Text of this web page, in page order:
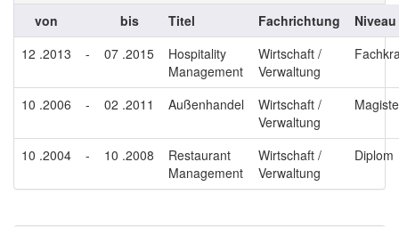
von bis Titel Fachrichtung
Niveau
12 .2013
- 07 .2015
Hospitality
Management
Wirtschaft /
Verwaltung
10 .2006 - 02 .2011 Außenhandel
Wirtschaft /
Verwaltung
10 .2004 - 10 .2008
Restaurant
Management
Wirtschaft /
Verwaltung
Diplom